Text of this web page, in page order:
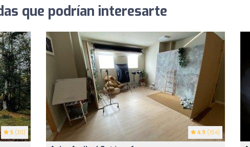
que podrían interesarte
5 (30) 4.9 (154)